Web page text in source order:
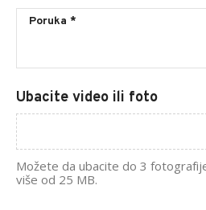
Ubacite video ili foto
Možete da ubacite do 3
više od 25 MB.